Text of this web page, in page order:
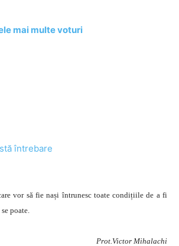
mai multe voturi
întrebare
vor să fie nași întrunesc toate condițiile de a fi
poate.
Prot.Victor Mihalachi